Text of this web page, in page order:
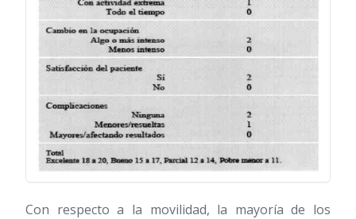
Con respecto a la movilidad, la mayoría de los